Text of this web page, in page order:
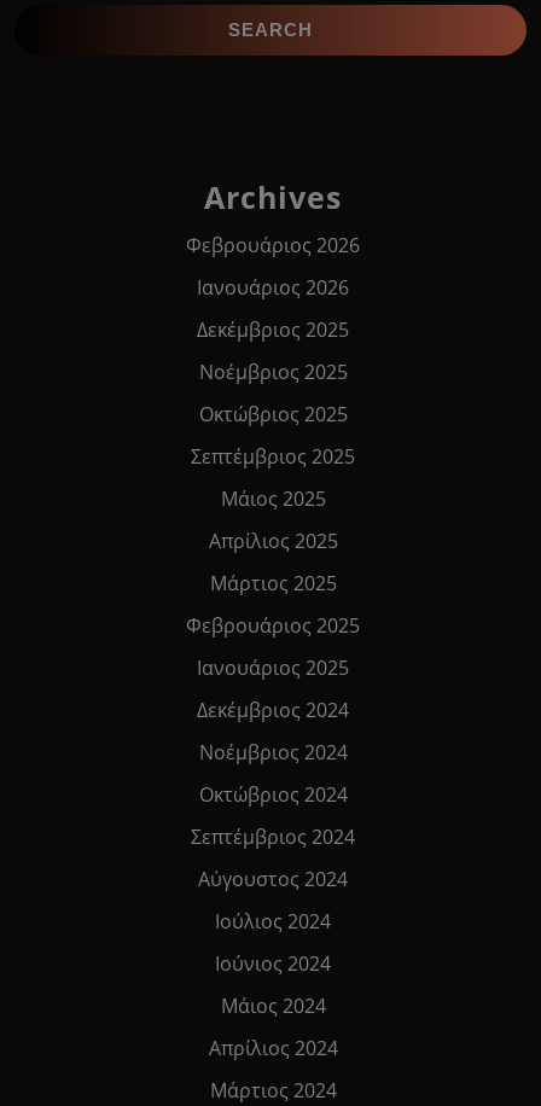
Archives
Φεβρουάριος 2026
Ιανουάριος 2026
Δεκέμβριος 2025
Νοέμβριος 2025
Οκτώβριος 2025
Σεπτέμβριος 2025
Μάιος 2025
Απρίλιος 2025
Μάρτιος 2025
Φεβρουάριος 2025
Ιανουάριος 2025
Δεκέμβριος 2024
Νοέμβριος 2024
Οκτώβριος 2024
Σεπτέμβριος 2024
Αύγουστος 2024
Ιούλιος 2024
Ιούνιος 2024
Μάιος 2024
Απρίλιος 2024
Μάρτιος 2024